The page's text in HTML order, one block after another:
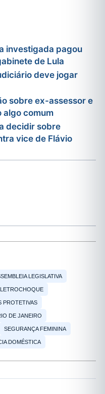
investigada pagou
de Lula
deve jogar
sobre ex-assessor e
algo comum
decidir sobre
vice de Flávio
LEGISLATIVA
PROTETIVAS
DE JANEIRO
SEGURANÇA FEMININA
DOMÉSTICA